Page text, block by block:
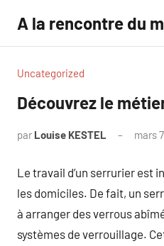
contenu
A la rencontre du
Uncategorized
Découvrez le
par Louise KESTEL mars
Le travail d’un serrurier est
les domiciles. De fait, un
à arranger des verrous
systèmes de verrouillage.